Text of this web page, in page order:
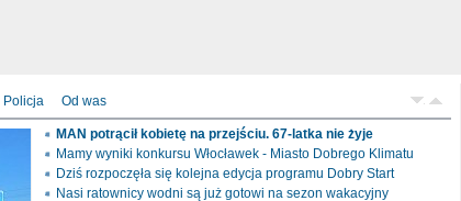
» Od czerwca rozpoczął się nowy okres świadczeniowy 800 plus, który
» Policjanci ruchu drogowego przeprowadzili na drogach Włocławka i
Policja Od was
MAN potrącił kobietę na przejściu. 67-latka nie żyje
Mamy wyniki konkursu Włocławek - Miasto Dobrego Klimatu
Dziś rozpoczęła się kolejna edycja programu Dobry Start
Nasi ratownicy wodni są już gotowi na sezon wakacyjny